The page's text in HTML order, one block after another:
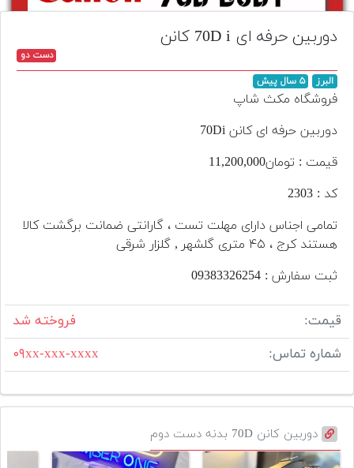
تجهیزات
مکث
افزودن
دست
قیمت
بله
دوربین حرفه ای 70D i کانن
دست دو
البرز ۵ سال پیش
فروشگاه مکث شاپ
دوربین حرفه ای کانن 70Di
قیمت : تومان11,200,000
کد : 2303
تمامی اجناس دارای مهلت تست ، گارانتی ضمانت برگشت کالا
هستند کرج ، ۴۵ متری گلشهر , گلزار شرقی
ثبت سفارش : 09383326254
قیمت:
فروخته شد
شماره تماس:
۰۹xx-xxx-xxxx
دوربین کانن 70D بدنه دست دوم